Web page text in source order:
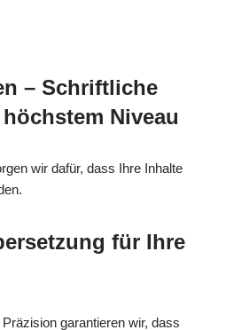
– Schriftliche
Niveau
wir dafür, dass Ihre Inhalte
für Ihre
garantieren wir, dass